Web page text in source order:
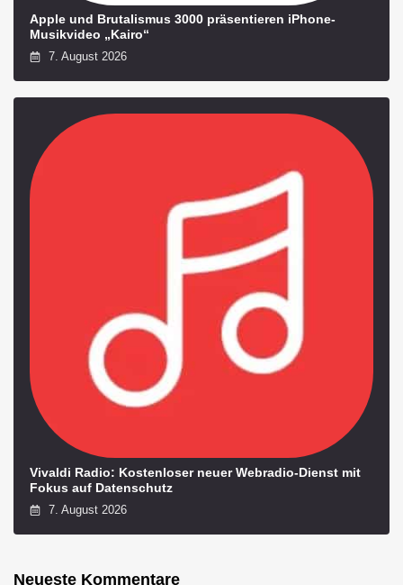
Apple und Brutalismus 3000 präsentieren iPhone-
Musikvideo „Kairo“
7. August 2026
Vivaldi Radio: Kostenloser neuer Webradio-Dienst mit
Fokus auf Datenschutz
7. August 2026
Neueste Kommentare